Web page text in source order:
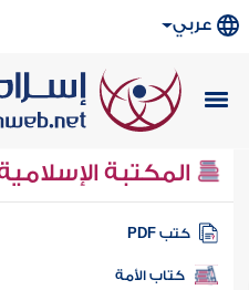
عربي
المكتبة
كتب PDF